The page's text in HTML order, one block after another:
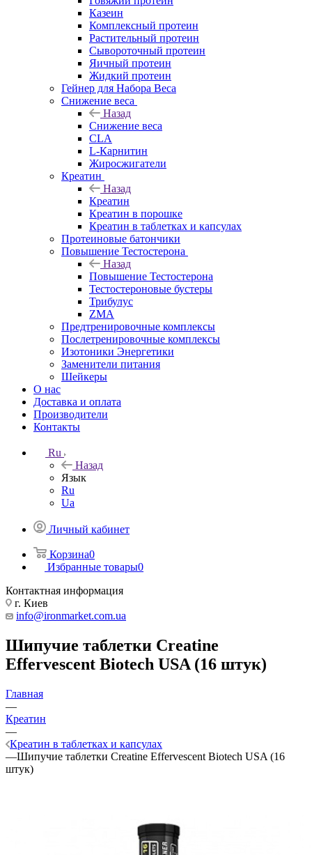
Казеин
Комплексный протеин
Растительный протеин
Сывороточный протеин
Яичный протеин
Жидкий протеин
Гейнер для Набора Веса
Снижение веса
Назад
Снижение веса
CLA
L-Карнитин
Жиросжигатели
Креатин
Назад
Креатин
Креатин в порошке
Креатин в таблетках и капсулах
Протеиновые батончики
Повышение Тестостерона
Назад
Повышение Тестостерона
Тестостероновые бустеры
Трибулус
ZMA
Предтренировочные комплексы
Послетренировочные комплексы
Изотоники Энергетики
Заменители питания
Шейкеры
О нас
Доставка и оплата
Производители
Контакты
Ru
Назад
Язык
Ru
Ua
Личный кабинет
Корзина0
Избранные товары0
Контактная информация
г. Киев
info@ironmarket.com.ua
Шипучие таблетки Creatine
Effervescent Biotech USA (16 штук)
Главная
—
Креатин
—
Креатин в таблетках и капсулах
—Шипучие таблетки Creatine Effervescent Biotech USA (16
штук)